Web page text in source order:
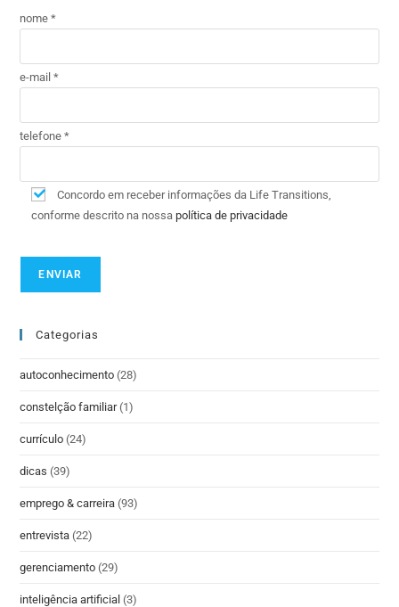
nome *
e-mail *
telefone *
Concordo em receber informações da Life Transitions,
conforme descrito na nossa política de privacidade
Categorias
autoconhecimento (28)
constelção familiar (1)
currículo (24)
dicas (39)
emprego & carreira (93)
entrevista (22)
gerenciamento (29)
inteligência artificial (3)